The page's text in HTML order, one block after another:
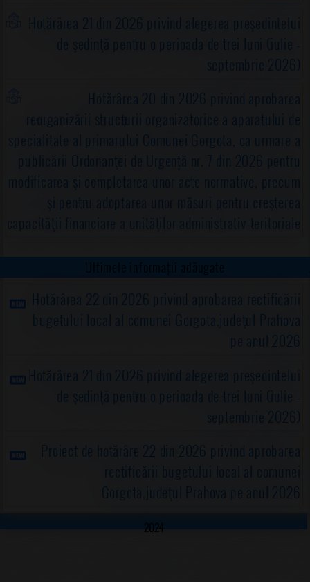
Hotărârea 21 din 2026 privind alegerea preşedintelui
de şedinţă pentru o perioada de trei luni (iulie -
septembrie 2026)
Hotărârea 20 din 2026 privind aprobarea
reorganizării structurii organizatorice a aparatului de
specialitate al primarului Comunei Gorgota, ca urmare a
publicării Ordonanţei de Urgență nr. 7 din 2026 pentru
modificarea şi completarea unor acte normative, precum
şi pentru adoptarea unor măsuri pentru creşterea
capacităţii financiare a unităţilor administrativ-teritoriale
Ultimele informații adăugate
Hotărârea 22 din 2026 privind aprobarea rectificării
bugetului local al comunei Gorgota,judeţul Prahova
pe anul 2026
Hotărârea 21 din 2026 privind alegerea preşedintelui
de şedinţă pentru o perioada de trei luni (iulie -
septembrie 2026)
Proiect de hotărâre 22 din 2026 privind aprobarea
rectificării bugetului local al comunei
Gorgota,judeţul Prahova pe anul 2026
2024